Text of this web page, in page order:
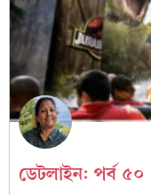
ডেটলাইন: পর্ব ৫০